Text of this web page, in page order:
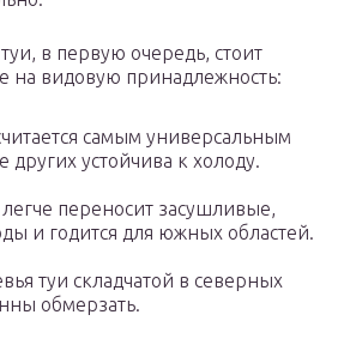
в первую очередь, стоит
на видовую принадлежность:
самым универсальным
устойчива к холоду.
легче переносит засушливые,
и годится для южных областей.
туи складчатой в северных
обмерзать.